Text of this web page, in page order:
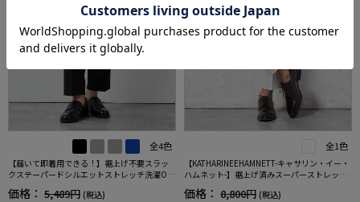
全4色
【届いて即着用できる！】裾上げ不要スラッ
クステーパードシルエットストレッチ洗濯OK
イージーケア【SmartPick！】
価格： 5,489円 (税込)
全1色
【KATHARINEEHAMNETT-キャサリン・イー・
ハムネット-】裾上げ済みスーパーストレッチ
パンツチノパンウォッシャブルホワイト無地
価格： 8,800円 (税込)